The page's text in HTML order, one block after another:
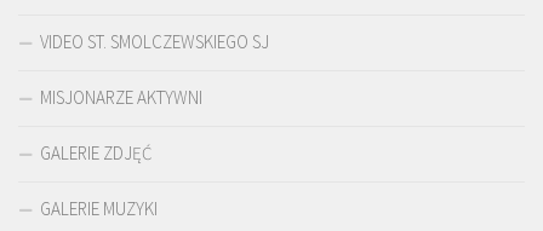
VIDEO ST. SMOLCZEWSKIEGO SJ
MISJONARZE AKTYWNI
GALERIE ZDJĘĆ
GALERIE MUZYKI